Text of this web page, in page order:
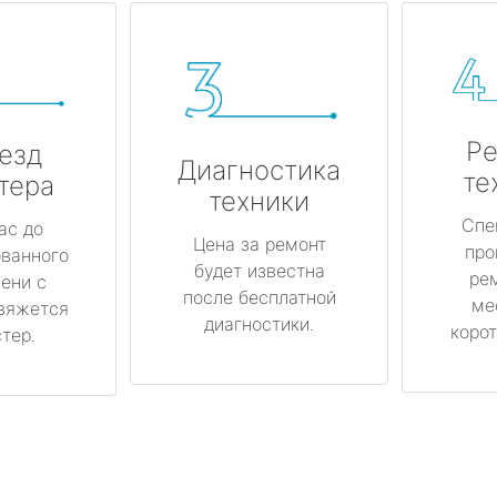
до
с
Диагностика
техники
Цена за ремонт
будет известна
после бесплатной
диагностики.